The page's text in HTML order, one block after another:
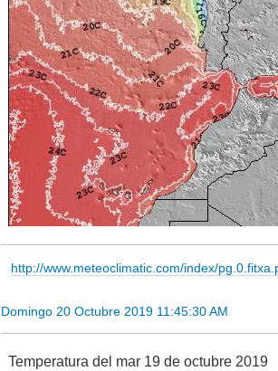
http://www.meteoclimatic.com/index/
Domingo 20 Octubre 2019 11:45:30 AM
Temperatura del mar 19 de octubre 2019